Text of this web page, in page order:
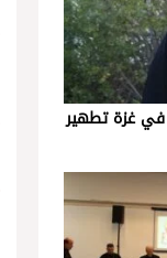
في غزة تطهير